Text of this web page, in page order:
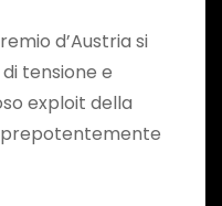
d’Austria si
tensione e
exploit della
prepotentemente